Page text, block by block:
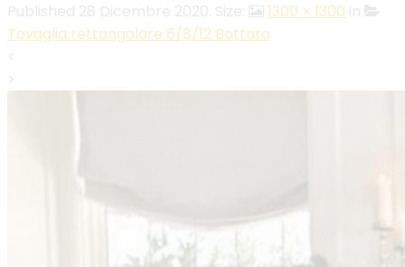
1300 × 1300
Tovaglia rettangolare 6/8/12 Bottaro